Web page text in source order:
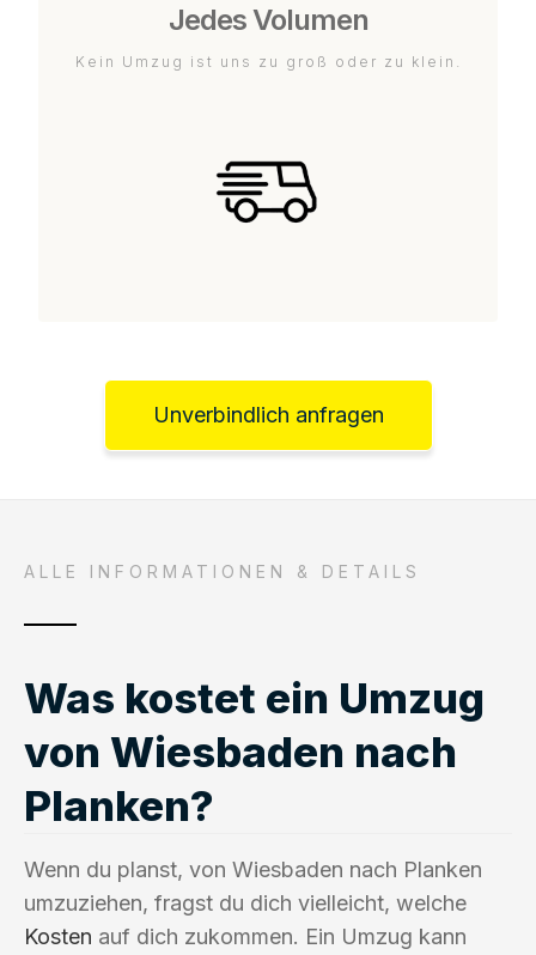
Jedes Volumen
Kein Umzug ist uns zu groß oder zu klein.
Unverbindlich anfragen
ALLE INFORMATIONEN & DETAILS
Was kostet ein Umzug
von Wiesbaden nach
Planken?
Wenn du planst, von Wiesbaden nach Planken
umzuziehen, fragst du dich vielleicht, welche
Kosten auf dich zukommen. Ein Umzug kann